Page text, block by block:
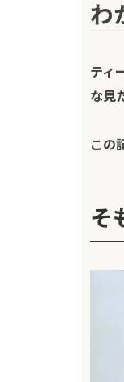
わ
ティ
な見
この
そ